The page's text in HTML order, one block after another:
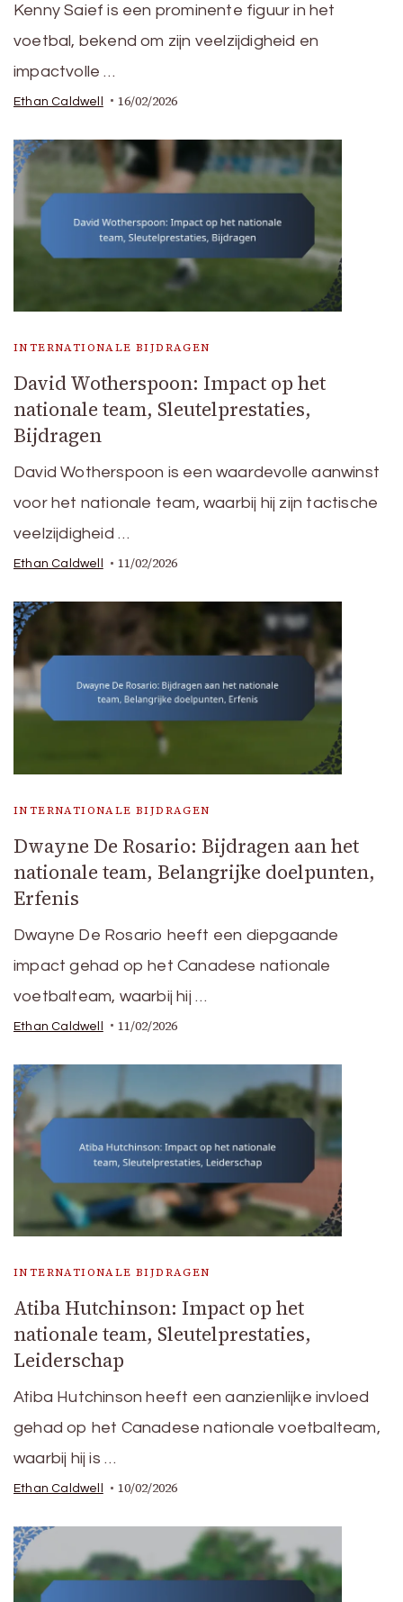
Kenny Saief is een prominente figuur in het
voetbal, bekend om zijn veelzijdigheid en
impactvolle …
Ethan Caldwell 16/02/2026
INTERNATIONALE BIJDRAGEN
David Wotherspoon: Impact op het
nationale team, Sleutelprestaties,
Bijdragen
David Wotherspoon is een waardevolle aanwinst
voor het nationale team, waarbij hij zijn tactische
veelzijdigheid …
Ethan Caldwell 11/02/2026
INTERNATIONALE BIJDRAGEN
Dwayne De Rosario: Bijdragen aan het
nationale team, Belangrijke doelpunten,
Erfenis
Dwayne De Rosario heeft een diepgaande
impact gehad op het Canadese nationale
voetbalteam, waarbij hij …
Ethan Caldwell 11/02/2026
INTERNATIONALE BIJDRAGEN
Atiba Hutchinson: Impact op het
nationale team, Sleutelprestaties,
Leiderschap
Atiba Hutchinson heeft een aanzienlijke invloed
gehad op het Canadese nationale voetbalteam,
waarbij hij is …
Ethan Caldwell 10/02/2026